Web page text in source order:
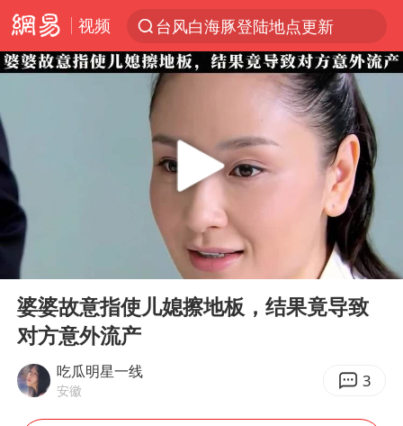
视频
台风白海豚登陆地点更新
以“新”破局 首发经济点亮城市消费活力
台风白海豚进入48小时警戒线
中方回应是否在太平洋海底开采稀土
台风白海豚影响中国已成定局
佛得角门将亮相智利俱乐部主场
看守所辅警收受10万获刑1年
陈熠叫医疗暂停被驳回 带伤遭逆转
多地要求领导干部带头休假
Play
06:04
婆婆故意指使儿媳擦地板，结果竟导致
对方意外流产
吃瓜明星一线
安徽 3